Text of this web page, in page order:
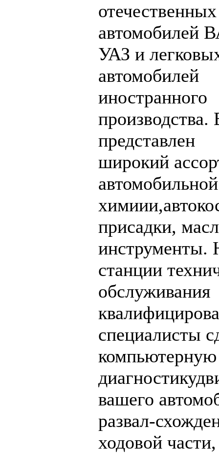
отечественных
автомобилей
УАЗ и
автомобилей
иностранного
производства.
представлен
широкий
автомобильной
присадки,
инструменты.
станции
обслуживания
специалисты
компьютерную
вашего
развал-
ходовой